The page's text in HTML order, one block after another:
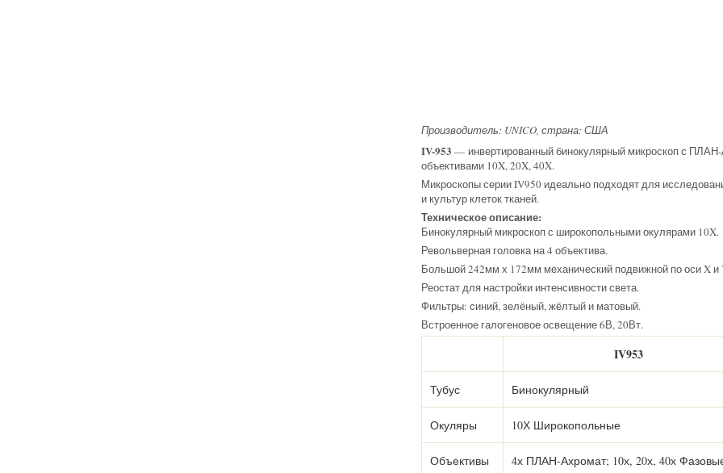
Производитель: UNICO, страна: США
IV-953 — инвертированный бинокулярный микроскоп с
объективами 10X, 20X, 40X.
Микроскопы серии IV950 идеально подходят для
и культур клеток тканей.
Техническое описание:
Бинокулярный микроскоп с широкопольными окулярами 10X.
Револьверная головка на 4 объектива.
Большой 242мм х 172мм механический подвижной по оси X и
Реостат для настройки интенсивности света.
Фильтры: синий, зелёный, жёлтый и матовый.
Встроенное галогеновое освещение 6В, 20Вт.
IV953
Тубус Бинокулярный
Окуляры 10Х Широкопольные
Объективы 4х ПЛАН-Ахромат; 10х, 20х, 40х